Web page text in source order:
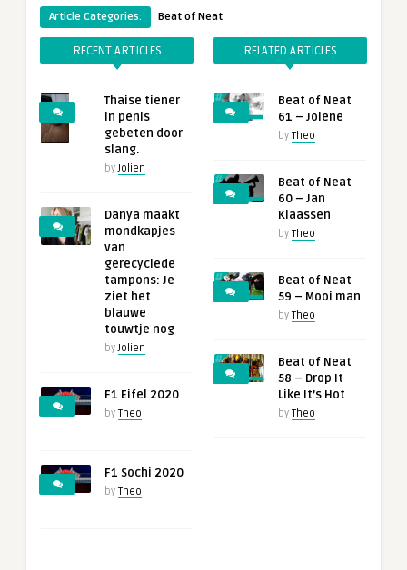
Article Categories:
Beat of Neat
RECENT ARTICLES
Thaise tiener
in penis
gebeten door
slang.
byJolien
Danya maakt
mondkapjes
van
gerecyclede
tampons: Je
ziet het
blauwe
touwtje nog
byJolien
F1 Eifel 2020
by Theo
F1 Sochi 2020
by Theo
RELATED ARTICLES
Beat of Neat
61 – Jolene
by Theo
Beat of Neat
60 – Jan
Klaassen
by Theo
Beat of Neat
59 – Mooi man
by Theo
Beat of Neat
58 – Drop It
Like It’s Hot
by Theo